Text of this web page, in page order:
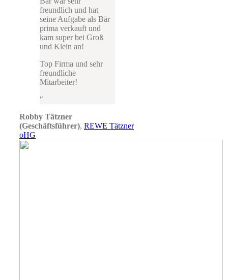
freundlich und hat
seine Aufgabe als Bär
prima verkauft und
kam super bei Groß
und Klein an!
Top Firma und sehr
freundliche
Mitarbeiter!
Robby Tätzner
(Geschäftsführer), REWE Tätzner
oHG